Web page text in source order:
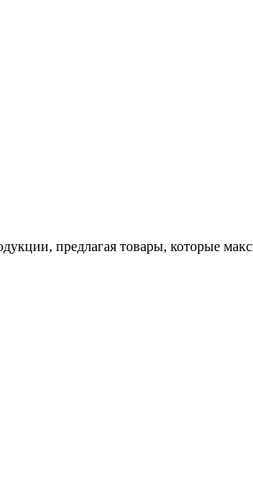
предлагая товары, которые